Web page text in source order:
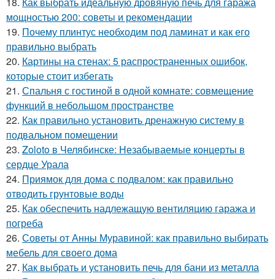
мощностью 200: советы и рекомендации
19. Почему плинтус необходим под ламинат и как его
правильно выбрать
20. Картины на стенах: 5 распространенных ошибок,
которые стоит избегать
21. Спальня с гостиной в одной комнате: совмещение
функций в небольшом пространстве
22. Как правильно установить дренажную систему в
подвальном помещении
23. Zoloto в Челябинске: Незабываемые концерты в
сердце Урала
24. Приямок для дома с подвалом: как правильно
отводить грунтовые воды
25. Как обеспечить надлежащую вентиляцию гаража и
погреба
26. Советы от Анны Муравиной: как правильно выбирать
мебель для своего дома
27. Как выбрать и установить печь для бани из металла